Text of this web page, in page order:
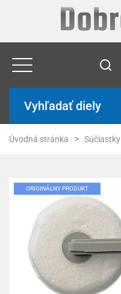
Vyhľadať diely
Úvodná stránka Súčiastky
ORIGINÁLNY PRODUKT